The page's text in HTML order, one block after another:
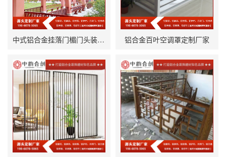
中式铝合金挂落门楣门头装饰挂落定制厂家 铝合金百叶空调罩定制厂家